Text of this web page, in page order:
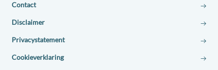
Contact
Disclaimer
Privacystatement
Cookieverklaring